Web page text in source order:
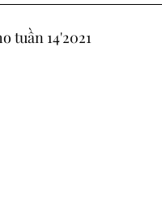
tuần 14'2021